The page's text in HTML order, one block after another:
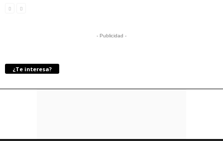
- Publicidad -
¿Te interesa?